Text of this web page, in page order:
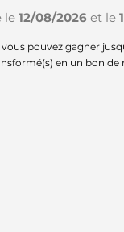
le 12/08/2026 et le
pouvez gagner
en un bon de